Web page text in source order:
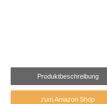
Produktbeschreibung
zum Amazon Shop